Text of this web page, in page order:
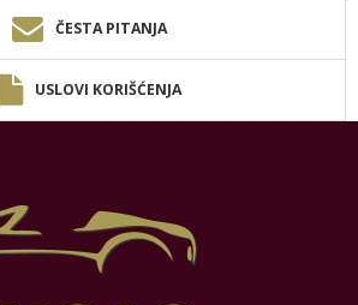
ČESTA PITANJA
USLOVI KORIŠĆENJA